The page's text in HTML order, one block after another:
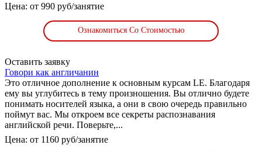
Цена: от 990 руб/занятие
Ознакомиться Со Стоимостью
Оставить заявку
Говори как англичанин
Это отличное дополнение к основным курсам LE. Благодаря
ему вы углубитесь в тему произношения. Вы отлично будете
понимать носителей языка, а они в свою очередь правильно
поймут вас. Мы откроем все секреты распознавания
английской речи. Поверьте,...
Цена: от 1160 руб/занятие